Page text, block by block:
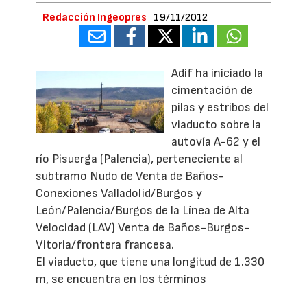
Redacción Ingeopres 19/11/2012
Adif ha iniciado la
cimentación de
pilas y estribos del
viaducto sobre la
autovía A-62 y el
río Pisuerga (Palencia), perteneciente al
subtramo Nudo de Venta de Baños-
Conexiones Valladolid/Burgos y
León/Palencia/Burgos de la Línea de Alta
Velocidad (LAV) Venta de Baños-Burgos-
Vitoria/frontera francesa.
El viaducto, que tiene una longitud de 1.330
m, se encuentra en los términos